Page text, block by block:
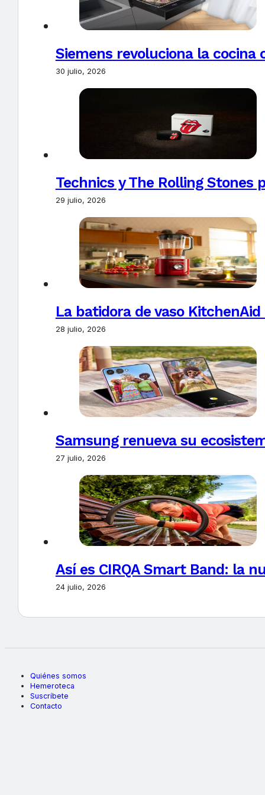
Siemens revoluciona la
30 julio, 2026
Technics y The Rolling Stones
29 julio, 2026
La batidora de vaso
28 julio, 2026
Samsung renueva su
27 julio, 2026
Así es CIRQA Smart Band: la
24 julio, 2026
Quiénes somos
Hemeroteca
Suscríbete
Contacto